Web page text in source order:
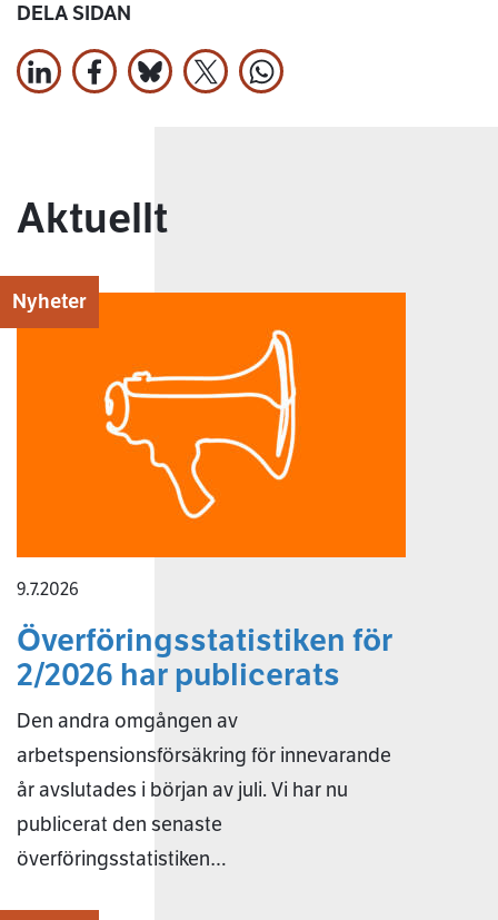
DELA SIDAN
Dela på LinkedIn
Dela på Facebook
Jaa Bluesky:ssa
Dela på XDela på WhatsApp
Aktuellt
Nyheter
9.7.2026
Överföringsstatistiken för
2/2026 har publicerats
Den andra omgången av
arbetspensionsförsäkring för innevarande
år avslutades i början av juli. Vi har nu
publicerat den senaste
överföringsstatistiken…